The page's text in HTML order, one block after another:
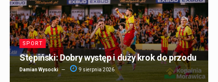
SPORT
Stępiński: Dobry występ i duży krok do przodu
Damian Wysocki 9 sierpnia 2026